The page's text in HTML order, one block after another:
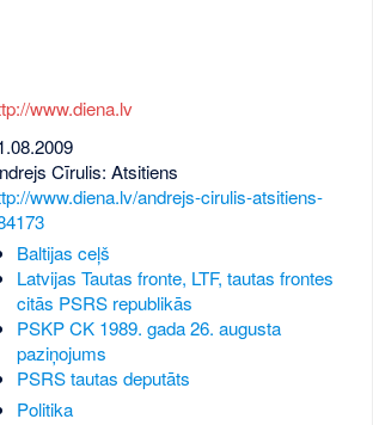
www.diena.lv
Cīrulis: Atsitiens
www.diena.lv/andrejs-cirulis-atsitiens-
Baltijas ceļš
Latvijas Tautas fronte, LTF, tautas frontes
citās PSRS republikās
PSKP CK 1989. gada 26. augusta
paziņojums
PSRS tautas deputāts
Politika